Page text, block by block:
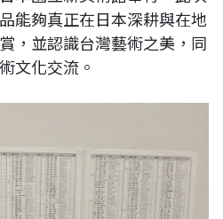
能夠真正在日本深耕與在地
，並認識台灣藝術之美，同
文化交流。